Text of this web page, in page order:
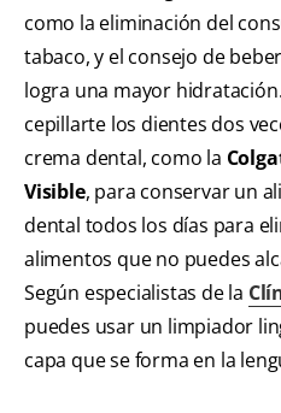
como la eliminación del
tabaco, y el consejo de
logra una mayor
cepillarte los dientes dos
crema dental, como la
Visible, para conservar un
dental todos los días para
alimentos que no puedes
Según especialistas de la
puedes usar un limpiador
capa que se forma en la